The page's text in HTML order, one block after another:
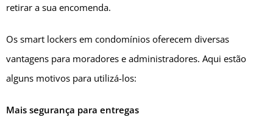
retirar a sua encomenda.
Os smart lockers em condomínios oferecem diversas
vantagens para moradores e administradores. Aqui estão
alguns motivos para utilizá-los:
Mais segurança para entregas